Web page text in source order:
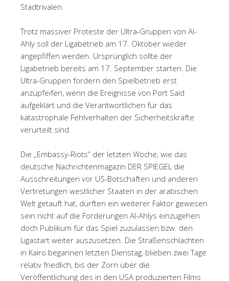
Stadtrivalen.
Trotz massiver Proteste der Ultra-Gruppen von Al-
Ahly soll der Ligabetrieb am 17. Oktober wieder
angepfiffen werden. Ursprünglich sollte der
Ligabetrieb bereits am 17. September starten. Die
Ultra-Gruppen fordern den Spielbetrieb erst
anzupfeifen, wenn die Ereignisse von Port Said
aufgeklärt und die Verantwortlichen für das
katastrophale Fehlverhalten der Sicherheitskräfte
verurteilt sind.
Die „Embassy-Riots“ der letzten Woche, wie das
deutsche Nachrichtenmagazin DER SPIEGEL die
Ausschreitungen vor US-Botschaften und anderen
Vertretungen westlicher Staaten in der arabischen
Welt getauft hat, dürften ein weiterer Faktor gewesen
sein nicht auf die Forderungen Al-Ahlys einzugehen
doch Publikum für das Spiel zuzulassen bzw. den
Ligastart weiter auszusetzen. Die Straßenschlachten
in Kairo begannen letzten Dienstag, blieben zwei Tage
relativ friedlich, bis der Zorn über die
Veröffentlichung des in den USA produzierten Films